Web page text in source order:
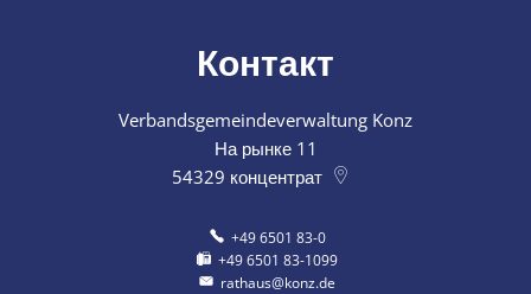
Контакт
Verbandsgemeindeverwaltung Konz
На рынке 11
54329 концентрат
+49 6501 83-0
+49 6501 83-1099
rathaus@konz.de